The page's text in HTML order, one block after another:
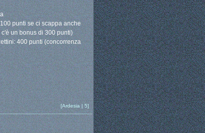
punti se ci scappa anche
un bonus di 300 punti)
400 punti (concorrenza
[Ardesia | 5]